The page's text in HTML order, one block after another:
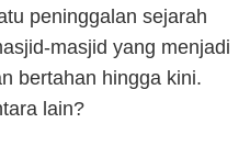
peninggalan sejarah
masjid yang menjadi
bertahan hingga kini.
lain?